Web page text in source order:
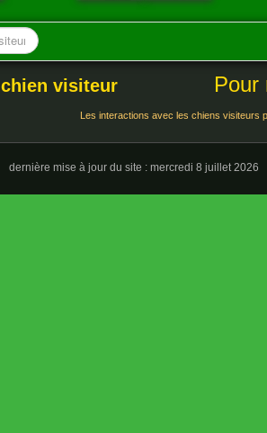
chien visiteur Pour
Les interactions avec les chiens visiteurs
dernière mise à jour du site : mercredi 8 juillet